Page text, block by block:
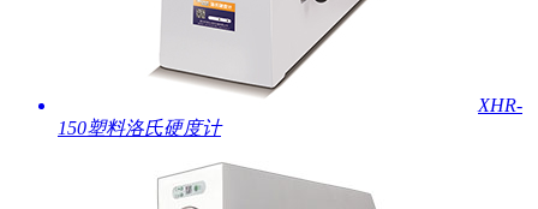
XHR-
150塑料洛氏硬度计